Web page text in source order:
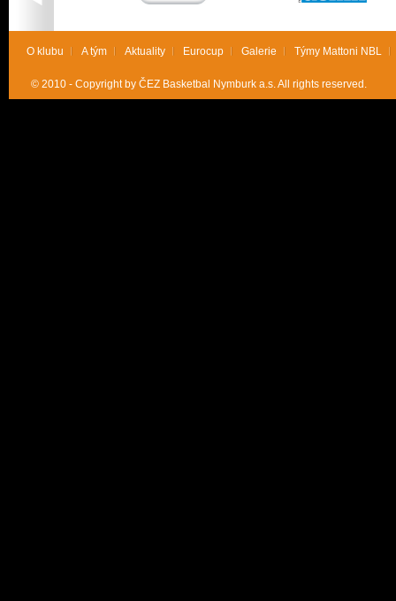
O klubu A tým Aktuality Eurocup Galerie Týmy Mattoni NBL
© 2010 - Copyright by ČEZ Basketbal Nymburk a.s. All rights reserved.